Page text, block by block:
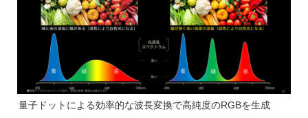
量子ドットによる効率的な波長変換で高純度のRGBを生成